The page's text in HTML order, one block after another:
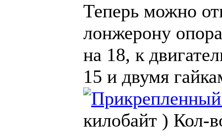
Теперь можно
лонжерону
на 18, к
15 и двумя
килобайт ) Кол-